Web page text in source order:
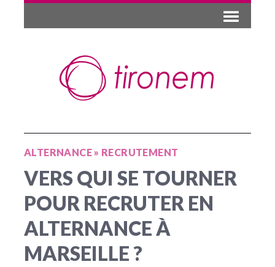
ALTERNANCE» RECRUTEMENT
VERS QUI SE TOURNER
POUR RECRUTER EN
ALTERNANCE À
MARSEILLE ?